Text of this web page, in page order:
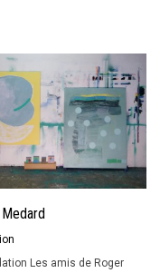
Les amis de Roger